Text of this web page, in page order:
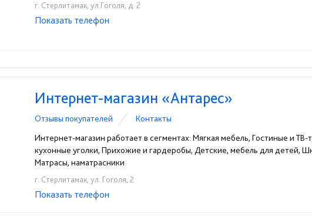
г. Стерлитамак, ул.Гоголя, д. 2
☎+7-965-944-19-98
Показать телефон
Интернет-магазин «Антарес»
Отзывы покупателей
Контакты
Интернет-магазин работает в сегментах: Мягкая мебель, Гостиные и ТВ-
кухонные уголки, Прихожие и гардеробы, Детские, мебель для
Матрасы, наматрасники
г. Стерлитамак, ул. Гоголя, 2
☎+7 (905) 353-26-66
Показать телефон